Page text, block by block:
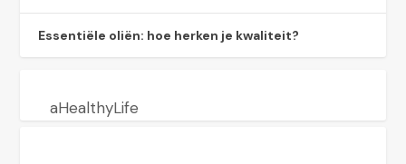
Essentiële oliën: hoe herken je kwaliteit?
aHealthyLife